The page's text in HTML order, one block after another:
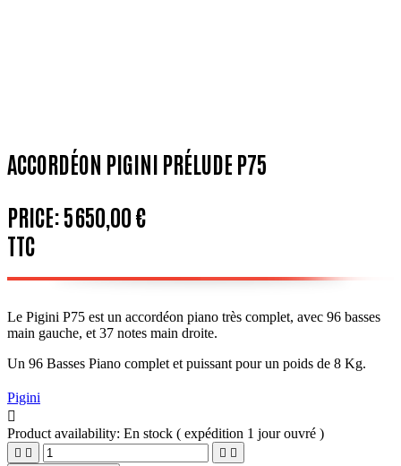
ACCORDÉON PIGINI PRÉLUDE P75
PRICE:5 650,00 €
TTC
Le Pigini P75 est un accordéon piano très complet, avec 96 basses
main gauche, et 37 notes main droite.
Un 96 Basses Piano complet et puissant pour un poids de 8 Kg.
Pigini

Product availability: En stock ( expédition 1 jour ouvré )
   